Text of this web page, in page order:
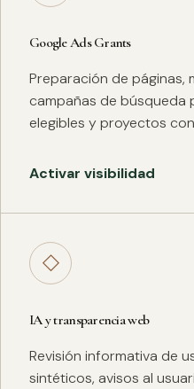
Google Ads Grants
Preparación de páginas,
campañas de búsqueda
elegibles y proyectos
Activar visibilidad
◇
IA y transparencia web
Revisión informativa de
sintéticos, avisos al